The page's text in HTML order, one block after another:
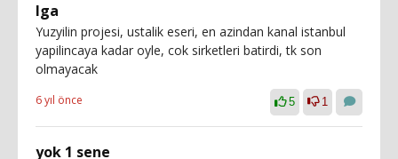
Iga
Yuzyilin projesi, ustalik eseri, en azindan kanal istanbul
yapilincaya kadar oyle, cok sirketleri batirdi, tk son
olmayacak
6 yıl önce 5 1
yok 1 sene